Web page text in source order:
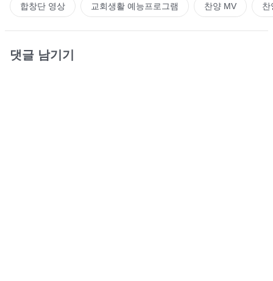
합창단 영상 교회생활 예능프로그램 찬양 MV 찬
댓글 남기기